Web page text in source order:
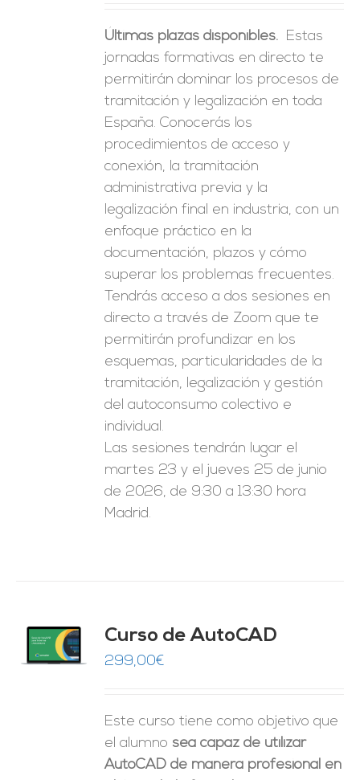
era:
246,00€.
es:
149,00€.
Últimas plazas disponibles. Estas
jornadas formativas en directo te
permitirán dominar los procesos de
tramitación y legalización en toda
España. Conocerás los
procedimientos de acceso y
conexión, la tramitación
administrativa previa y la
legalización final en industria, con un
enfoque práctico en la
documentación, plazos y cómo
superar los problemas frecuentes.
Tendrás acceso a dos sesiones en
directo a través de Zoom que te
permitirán profundizar en los
esquemas, particularidades de la
tramitación, legalización y gestión
del autoconsumo colectivo e
individual.
Las sesiones tendrán lugar el
martes 23 y el jueves 25 de junio
de 2026, de 9:30 a 13:30 hora
Madrid.
Curso de AutoCAD
299,00€
Este curso tiene como objetivo que
el alumno sea capaz de utilizar
AutoCAD de manera profesional en